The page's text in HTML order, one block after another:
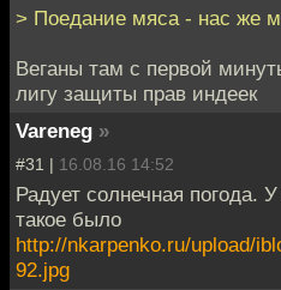
> Поедание мяса - нас же
Веганы там с первой
лигу защиты прав индеек
Vareneg »
#31 | 16.08.16 14:52
Радует солнечная погода.
такое было
http://nkarpenko.ru/upload/
92.jpg